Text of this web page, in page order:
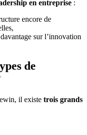
en entreprise :
encore de
sur l’innovation
de
il existe trois grands